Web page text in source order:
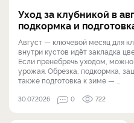
Уход за клубникой в
подкормка и
Август — ключевой месяц для
внутри кустов идёт закладка
Если пренебречь уходом,
урожая. Обрезка, подкормка,
также подготовка к зиме — ...
30.07.2026 0 722